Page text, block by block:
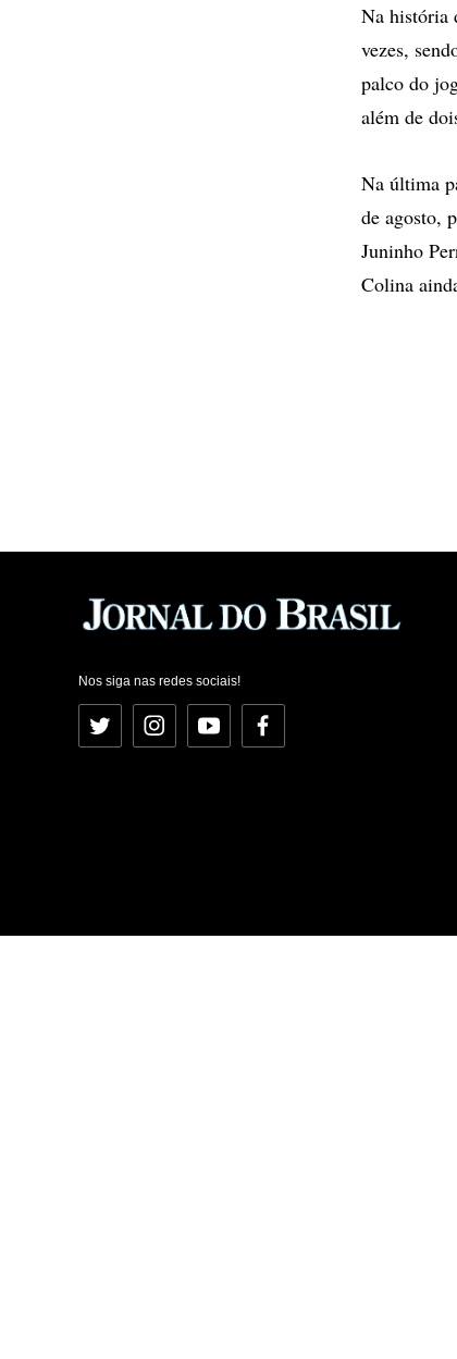
Na história
vezes,
palco do
além de
Na última
de agosto,
Juninho
Colina
Nos siga nas redes sociais!
Twitter InstagramYouTubeFacebook